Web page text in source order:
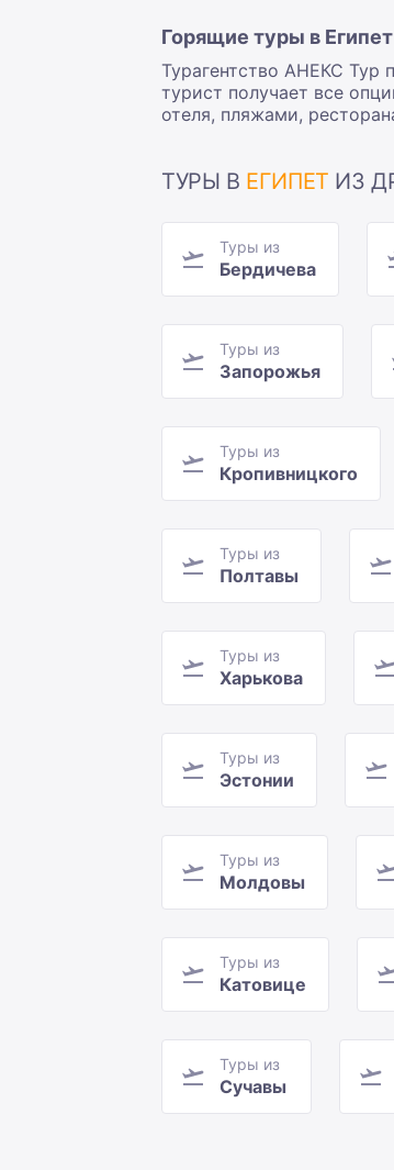
Горящие туры в
Турагентство АНЕКС Тур
турист получает все
отеля, пляжами,
ТУРЫ В ЕГИПЕТ ИЗ
Туры из
Бердичева
Туры из
Запорожья
Туры из
Кропивницкого
Туры из
Полтавы
Туры из
Харькова
Туры из
Эстонии
Туры из
Молдовы
Туры из
Катовице
Туры из
Сучавы